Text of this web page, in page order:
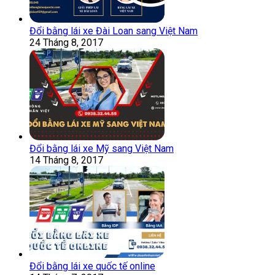
Đổi bằng lái xe Đài Loan sang Việt Nam
24 Tháng 8, 2017
Đổi bằng lái xe Mỹ sang Việt Nam
14 Tháng 8, 2017
Đổi bằng lái xe quốc tế online